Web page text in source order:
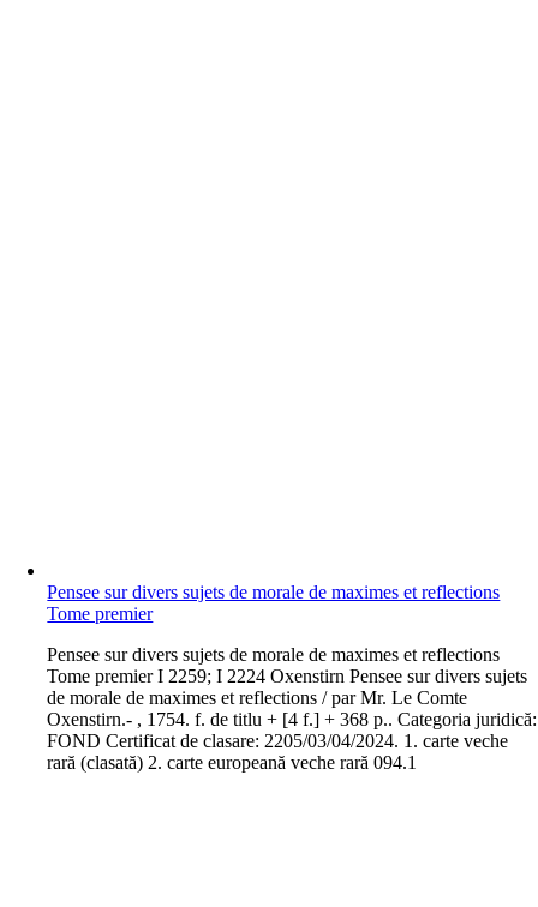
Pensee sur divers sujets de morale de maximes et reflections
Tome premier
Pensee sur divers sujets de morale de maximes et reflections
Tome premier I 2259; I 2224 Oxenstirn Pensee sur divers sujets
de morale de maximes et reflections / par Mr. Le Comte
Oxenstirn.- , 1754. f. de titlu + [4 f.] + 368 p.. Categoria juridică:
FOND Certificat de clasare: 2205/03/04/2024. 1. carte veche
rară (clasată) 2. carte europeană veche rară 094.1